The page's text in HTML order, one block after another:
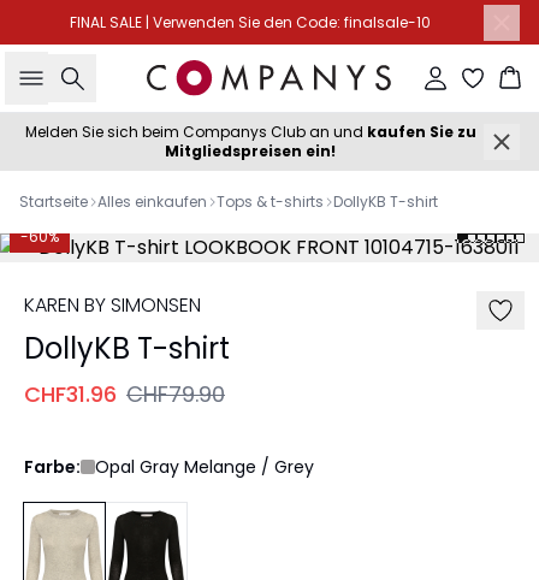
FINAL SALE | Verwenden Sie den Code: finalsale-10
Suche Einloggen
Melden Sie sich beim Companys Club an und kaufen Sie zu
Mitgliedspreisen ein!
Startseite Alles einkaufen Tops & t-shirts DollyKB T-shirt
-60%
KAREN BY SIMONSEN
DollyKB T-shirt
CHF31.96 CHF79.90
Farbe: Opal Gray Melange / Grey